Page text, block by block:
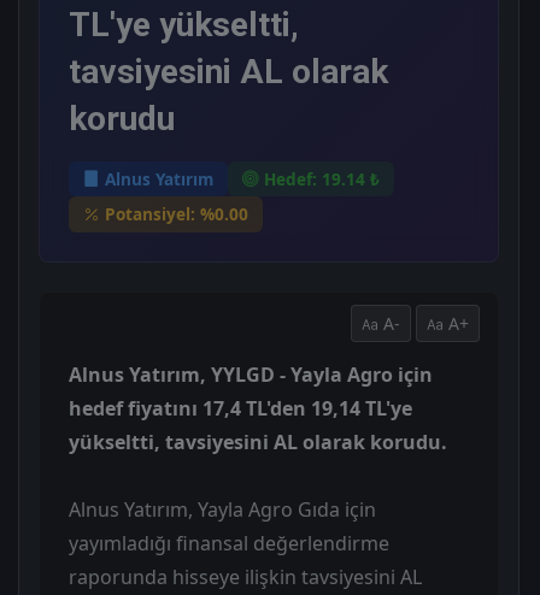
TL'ye yükseltti,
tavsiyesini AL olarak
korudu
Alnus Yatırım
Hedef: 19.14 ₺
Potansiyel: %0.00
A- A+
Alnus Yatırım, YYLGD - Yayla Agro için
hedef fiyatını 17,4 TL'den 19,14 TL'ye
yükseltti, tavsiyesini AL olarak korudu.
Alnus Yatırım, Yayla Agro Gıda için
yayımladığı finansal değerlendirme
raporunda hisseye ilişkin tavsiyesini AL